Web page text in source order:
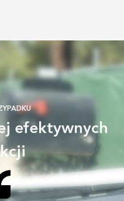
efektywnych